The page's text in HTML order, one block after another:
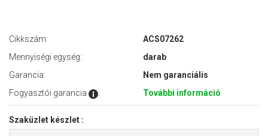
Cikkszám:
ACS07262
Mennyiségi egység:
darab
Garancia:
Nem garanciális
Fogyasztói garancia
: További információ
Szaküzlet készlet :